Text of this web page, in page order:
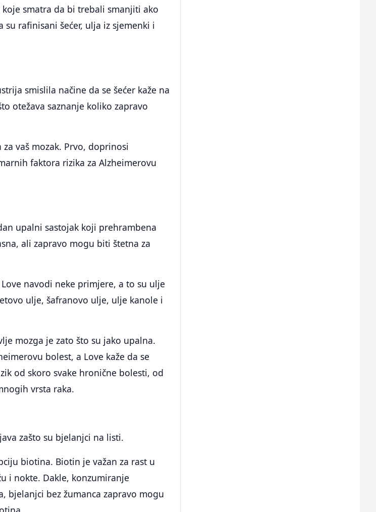
smatra da bi trebali smanjiti ako
rafinisani šećer, ulja iz sjemenki i
smislila načine da se šećer kaže na
otežava saznanje koliko zapravo
vaš mozak. Prvo, doprinosi
faktora rizika za Alzheimerovu
upalni sastojak koji prehrambena
ali zapravo mogu biti štetna za
navodi neke primjere, a to su ulje
ulje, šafranovo ulje, ulje kanole i
mozga je zato što su jako upalna.
bolest, a Love kaže da se
od skoro svake hronične bolesti, od
vrsta raka.
zašto su bjelanjci na listi.
biotina. Biotin je važan za rast u
i nokte. Dakle, konzumiranje
bjelanjci bez žumanca zapravo mogu